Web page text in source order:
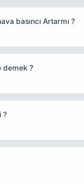
basıncı Artarmı ?
demek ?
?